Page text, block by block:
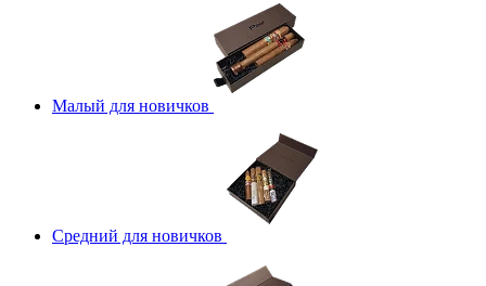
Малый для новичков
Средний для новичков